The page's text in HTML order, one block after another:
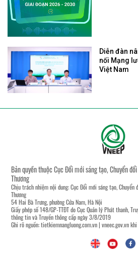
Diễn đàn
nối Mạng
Việt Nam
Bản quyền thuộc Cục Đổi mới sáng tạo, Chuyển
Thương
Chịu trách nhiệm nội dung: Cục Đổi mới sáng tạo, Chuyển
Thương
54 Hai Bà Trưng, phường Cửa Nam, Hà Nội
Giấy phép số 148/GP-TTĐT do Cục Quản lý Phát thanh,
thông tin và Truyền thông cấp ngày 3/8/2019
Ghi rõ nguồn:tietkiemnangluong.com.vn| vneec.gov.vn